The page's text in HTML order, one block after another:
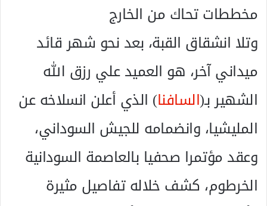
مخططات تحاك من الخارج
وتلا انشقاق القبة، بعد نحو شهر قائد
ميداني آخر، هو العميد علي رزق الله
الشهير بـ(السافنا) الذي أعلن انسلاخه عن
المليشيا، وانضمامه للجيش السوداني،
وعقد مؤتمرا صحفيا بالعاصمة السودانية
الخرطوم، كشف خلاله تفاصيل مثيرة